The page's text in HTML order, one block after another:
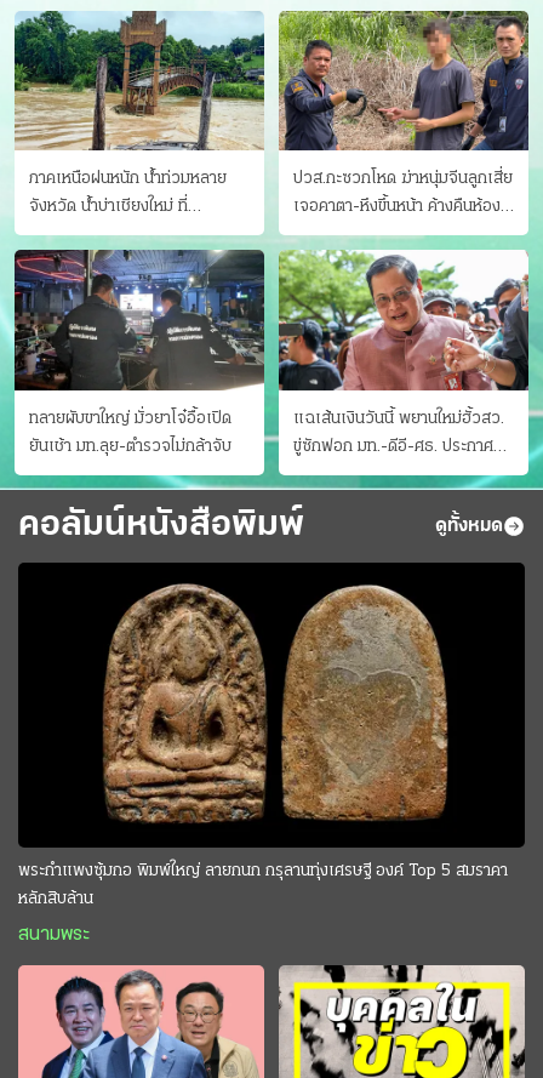
ภาคเหนือฝนหนัก น้ำท่วมหลาย
จังหวัด นํ้าบ่าเชียงใหม่ ที่
แม่ฮ่องสอน ซัดสะพานขาด
ปวส.กะซวกโหด ฆ่าหนุ่มจีนลูกเสี่ย
เจอคาตา-หึงขึ้นหน้า ค้างคืนห้อง
แฟนสาว
ทลายผับขาใหญ่ มั่วยาโจ๋อื้อเปิด
ยันเช้า มท.ลุย-ตำรวจไม่กล้าจับ
แฉเส้นเงินวันนี้ พยานใหม่ฮั้วสว.
ขู่ซักฟอก มท.-ดีอี-ศธ. ประกาศ
บัญชีท้องถิ่น
คอลัมน์หนังสือพิมพ์ ดูทั้งหมด
พระกำแพงซุ้มกอ พิมพ์ใหญ่ ลายกนก กรุลานทุ่งเศรษฐี องค์ Top 5 สมราคา
หลักสิบล้าน
สนามพระ